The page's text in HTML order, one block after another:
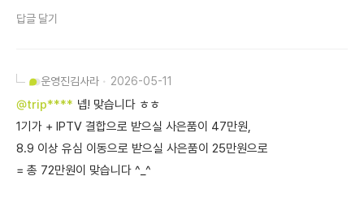
답글 달기
운영진김사라 2026-05-11
@trip**** 넵! 맞습니다 ㅎㅎ
1기가 + IPTV 결합으로 받으실 사은품이 47만원,
8.9 이상 유심 이동으로 받으실 사은품이 25만원으로
= 총 72만원이 맞습니다 ^_^